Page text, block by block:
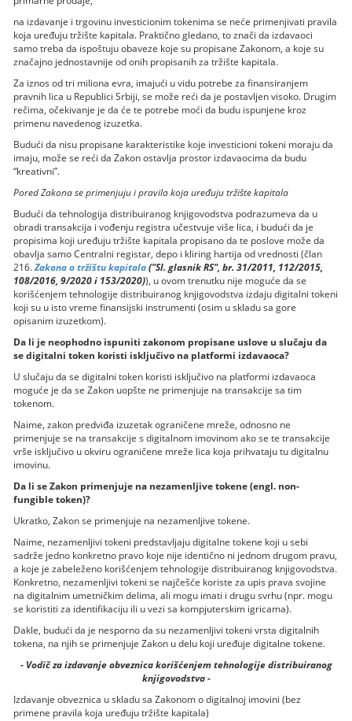
na izdavanje i trgovinu investicionim tokenima se neće primenjivati pravila
koja uređuju tržište kapitala. Praktično gledano, to znači da izdavaoci
samo treba da ispoštuju obaveze koje su propisane Zakonom, a koje su
značajno jednostavnije od onih propisanih za tržište kapitala.
Za iznos od tri miliona evra, imajući u vidu potrebe za finansiranjem
pravnih lica u Republici Srbiji, se može reći da je postavljen visoko. Drugim
rečima, očekivanje je da će te potrebe moći da budu ispunjene kroz
primenu navedenog izuzetka.
Budući da nisu propisane karakteristike koje investicioni tokeni moraju da
imaju, može se reći da Zakon ostavlja prostor izdavaocima da budu
“kreativni”.
Pored Zakona se primenjuju i pravila koja uređuju tržište kapitala
Budući da tehnologija distribuiranog knjigovodstva podrazumeva da u
obradi transakcija i vođenju registra učestvuje više lica, i budući da je
propisima koji uređuju tržište kapitala propisano da te poslove može da
obavlja samo Centralni registar, depo i kliring hartija od vrednosti (član
216.Zakona o tržištu kapitala("Sl. glasnik RS", br. 31/2011, 112/2015,
108/2016, 9/2020 i 153/2020)), u ovom trenutku nije moguće da se
korišćenjem tehnologije distribuiranog knjigovodstva izdaju digitalni tokeni
koji su u isto vreme finansijski instrumenti (osim u skladu sa gore
opisanim izuzetkom).
Da li je neophodno ispuniti zakonom propisane uslove u slučaju da
se digitalni token koristi isključivo na platformi izdavaoca?
U slučaju da se digitalni token koristi isključivo na platformi izdavaoca
moguće je da se Zakon uopšte ne primenjuje na transakcije sa tim
tokenom.
Naime, zakon predviđa izuzetak ograničene mreže, odnosno ne
primenjuje se na transakcije s digitalnom imovinom ako se te transakcije
vrše isključivo u okviru ograničene mreže lica koja prihvataju tu digitalnu
imovinu.
Da li se Zakon primenjuje na nezamenljive tokene (engl. non-
fungible token)?
Ukratko, Zakon se primenjuje na nezamenljive tokene.
Naime, nezamenljivi tokeni predstavljaju digitalne tokene koji u sebi
sadrže jedno konkretno pravo koje nije identično ni jednom drugom pravu,
a koje je zabeleženo korišćenjem tehnologije distribuiranog knjigovodstva.
Konkretno, nezamenljivi tokeni se najčešće koriste za upis prava svojine
na digitalnim umetničkim delima, ali mogu imati i drugu svrhu (npr. mogu
se koristiti za identifikaciju ili u vezi sa kompjuterskim igricama).
Dakle, budući da je nesporno da su nezamenljivi tokeni vrsta digitalnih
tokena, na njih se primenjuje Zakon u delu koji uređuje digitalne tokene.
- Vodič za izdavanje obveznica korišćenjem tehnologije distribuiranog
knjigovodstva -
Izdavanje obveznica u skladu sa Zakonom o digitalnoj imovini (bez
primene pravila koja uređuju tržište kapitala)